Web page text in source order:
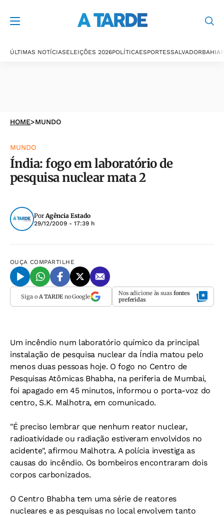
ÚLTIMAS NOTÍCIASELEIÇÕES 2026POLÍTICAESPORTESSALVADORBAHIA
HOME>MUNDO
MUNDO
Índia: fogo em laboratório de
pesquisa nuclear mata 2
PorAgência Estado
29/12/2009 - 17:39 h
OUÇA COMPARTILHE
Siga o A TARDEno Google Nos adicione às suas fontes
preferidas
Um incêndio num laboratório químico da principal
instalação de pesquisa nuclear da Índia matou pelo
menos duas pessoas hoje. O fogo no Centro de
Pesquisas Atômicas Bhabha, na periferia de Mumbai,
foi apagado em 45 minutos, informou o porta-voz do
centro, S.K. Malhotra, em comunicado.
"É preciso lembrar que nenhum reator nuclear,
radioatividade ou radiação estiveram envolvidos no
acidente", afirmou Malhotra. A polícia investiga as
causas do incêndio. Os bombeiros encontraram dois
corpos carbonizados.
O Centro Bhabha tem uma série de reatores
nucleares e as pesquisas no local envolvem tanto